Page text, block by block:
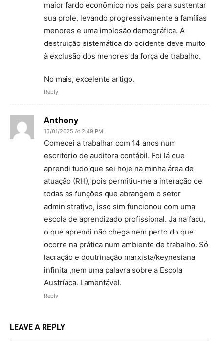
maior fardo econômico nos pais para sustentar
sua prole, levando progressivamente a famílias
menores e uma implosão demográfica. A
destruição sistemática do ocidente deve muito
à exclusão dos menores da força de trabalho.
No mais, excelente artigo.
Reply
Anthony
15/01/2025 At 2:49 PM
Comecei a trabalhar com 14 anos num
escritório de auditora contábil. Foi lá que
aprendi tudo que sei hoje na minha área de
atuação (RH), pois permitiu-me a interação de
todas as funções que abrangem o setor
administrativo, isso sim funcionou com uma
escola de aprendizado profissional. Já na facu,
o que aprendi não chega nem perto do que
ocorre na prática num ambiente de trabalho. Só
lacração e doutrinação marxista/keynesiana
infinita ,nem uma palavra sobre a Escola
Austríaca. Lamentável.
Reply
LEAVE A REPLY